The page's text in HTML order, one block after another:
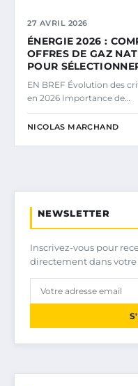
27 AVRIL 2026
ÉNERGIE 2026 :
OFFRES DE GAZ
POUR
EN BREF Évolution des
en 2026 Importance de…
NICOLAS MARCHAND
NEWSLETTER
Inscrivez-vous pour
directement dans